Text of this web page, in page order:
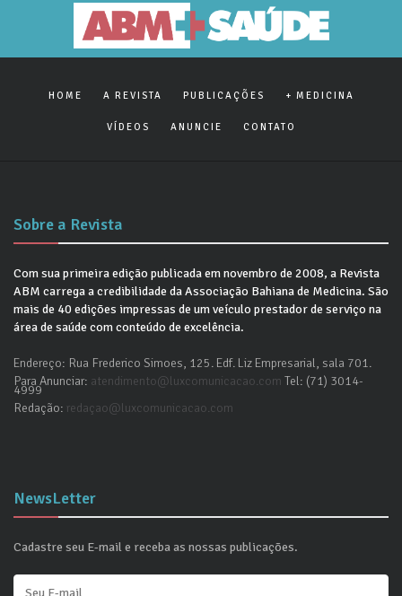
HOME A REVISTA PUBLICAÇÕES + MEDICINA
VÍDEOS ANUNCIE CONTATO
Sobre a Revista
Com sua primeira edição publicada em novembro de 2008, a Revista
ABM carrega a credibilidade da Associação Bahiana de Medicina. São
mais de 40 edições impressas de um veículo prestador de serviço na
área de saúde com conteúdo de excelência.
Endereço: Rua Frederico Simoes, 125. Edf. Liz Empresarial, sala 701.
Para Anunciar: atendimento@luxcomunicacao.com Tel: (71) 3014-
4999
Redação: redaçao@luxcomunicacao.com
NewsLetter
Cadastre seu E-mail e receba as nossas publicações.